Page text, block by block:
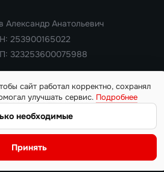
2026. Все права защищены
ознакомительный характер и не
кодекса РФ. Цены, характеристики,
и условия поставки уточняются у
Александр Анатольевич
253900165022
323253600075988
сайт работал корректно, сохранял
улучшать сервис. Подробнее
необходимые
Принять